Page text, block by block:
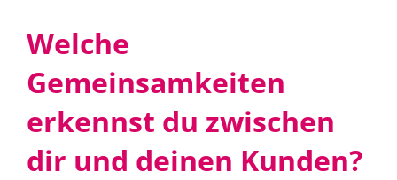
Welche
Gemeinsamkeiten
erkennst du zwischen
dir und deinen Kunden?